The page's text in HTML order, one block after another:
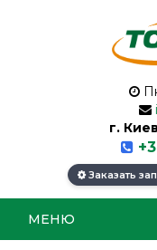
г.
Заказать
МЕНЮ